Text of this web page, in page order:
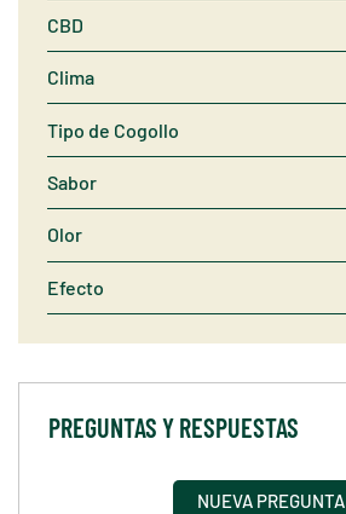
CBD
Clima
Tipo de Cogollo
Sabor
Olor
Efecto
PREGUNTAS Y RESPUESTAS
NUEVA PREGUNTA